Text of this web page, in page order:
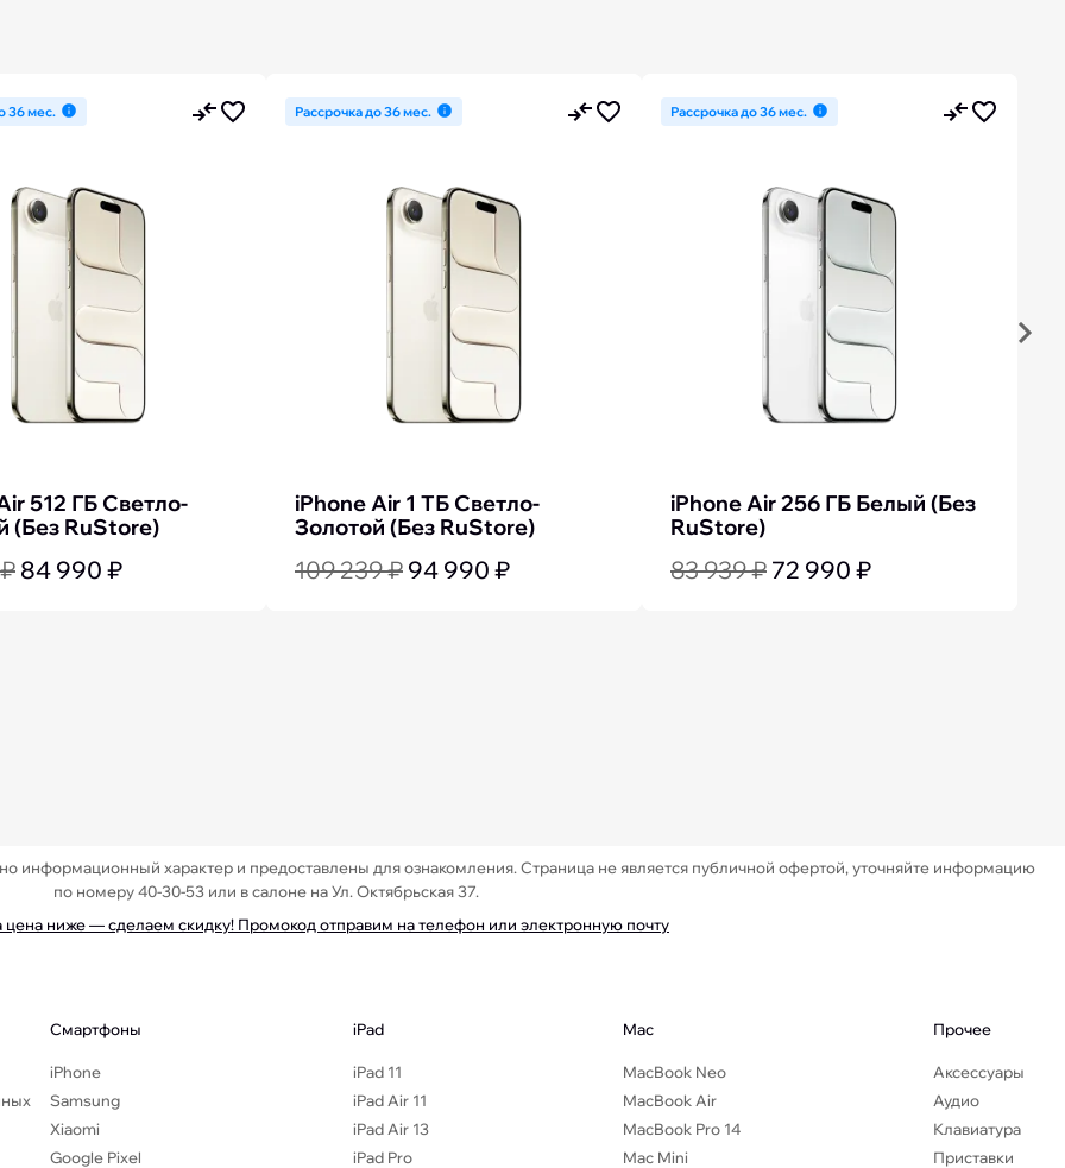
36 мес.
512 ГБ Светло-
(Без RuStore)
84 990 ₽
Рассрочка до 36 мес.
iPhone Air 1 ТБ Светло-
Золотой (Без RuStore)
109 239 ₽ 94 990 ₽
Рассрочка до 36 мес.
iPhone Air 256 ГБ Белый (Без
RuStore)
83 939 ₽ 72 990 ₽
Next
информационный характер и предоставлены для ознакомления. Страница не является публичной офертой, уточняйте информацию
по номеру 40-30-53 или в салоне на Ул. Октябрьская 37.
цена ниже — сделаем скидку! Промокод отправим на телефон или электронную почту
Смартфоны
iPhone
Samsung
Xiaomi
Google Pixel
iPad
iPad 11
iPad Air 11
iPad Air 13
iPad Pro
Mac
MacBook Neo
MacBook Air
MacBook Pro 14
Mac Mini
Прочее
Аксессуары
Аудио
Клавиатура
Приставки